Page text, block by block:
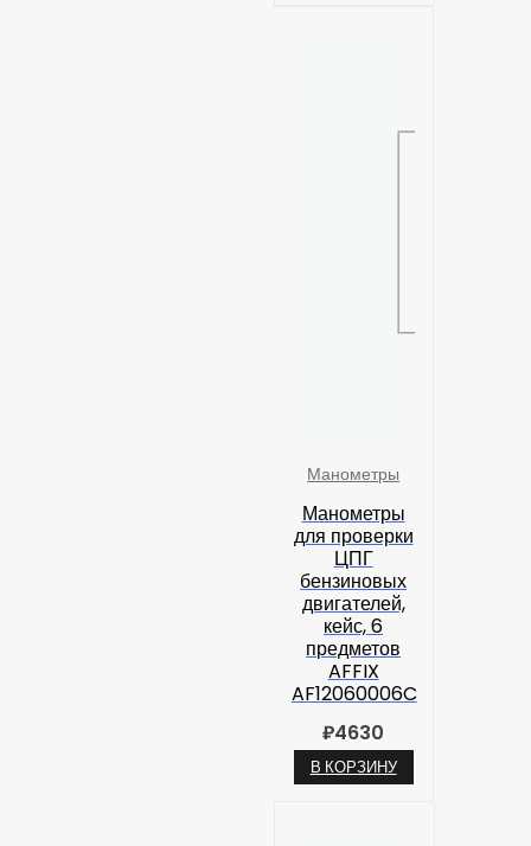
Манометры
Манометры
для проверки
ЦПГ
бензиновых
двигателей,
кейс, 6
предметов
AFFIX
AF12060006C
₽4630
В КОРЗИНУ